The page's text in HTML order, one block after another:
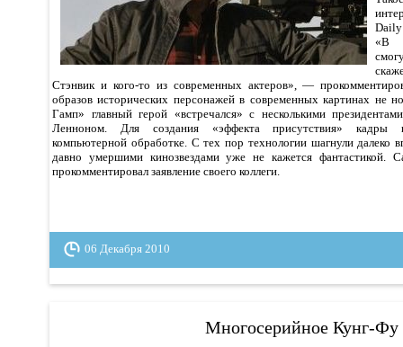
«В
Стэнвик и кого-то из современных актеров», —
образов исторических персонажей в современных картинах не
Гамп» главный герой «встречался» с несколькими
Ленноном. Для создания «эффекта присутствия» кадры
компьютерной обработке. С тех пор технологии шагнули далеко
давно умершими кинозвездами уже не кажется
прокомментировал заявление своего коллеги.
06 Декабря 2010
Многосерийное Кунг-Фу